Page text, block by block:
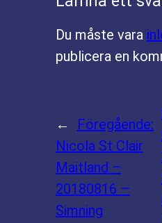
Du måste vara
publicera en
←
Föregående:
Nicola St Clair
Maitland –
20180816 –
Simning